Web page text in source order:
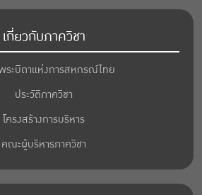
เกี่ยวกับภาควิชา
ระบิดาแห่งการสหกรณ์ไทย
ประวัติภาควิชา
โครงสร้างการบริหาร
คณะผู้บริหารภาควิชา